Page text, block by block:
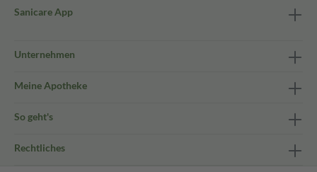
Sanicare App
Unternehmen
Meine Apotheke
So geht's
Rechtliches